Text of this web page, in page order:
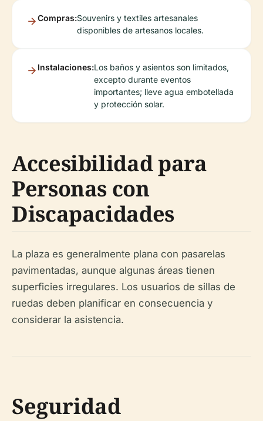
Compras:Souvenirs y textiles artesanales
disponibles de artesanos locales.
Instalaciones:Los baños y asientos son limitados,
excepto durante eventos
importantes; lleve agua embotellada
y protección solar.
Accesibilidad para
Personas con
Discapacidades
La plaza es generalmente plana con pasarelas
pavimentadas, aunque algunas áreas tienen
superficies irregulares. Los usuarios de sillas de
ruedas deben planificar en consecuencia y
considerar la asistencia.
Seguridad